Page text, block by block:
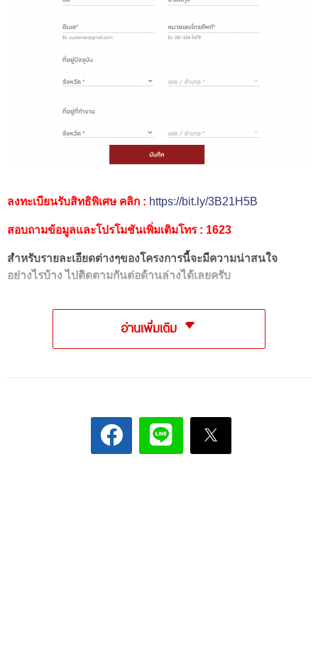
ลงทะเบียนรับสิทธิพิเศษ คลิก : https://bit.ly/3B21H5B
สอบถามข้อมูลและโปรโมชันเพิ่มเติมโทร : 1623
สำหรับรายละเอียดต่างๆของโครงการนี้จะมีความน่าสนใจ
อย่างไรบ้าง ไปติดตามกันต่อด้านล่างได้เลยครับ
อ่านเพิ่มเติม